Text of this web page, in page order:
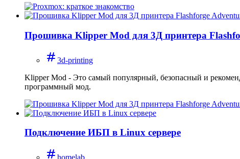
Прошивка Klipper Mod для 3Д принтера
3d-printing
Klipper Mod - Это самый популярный, безопасный и
программный мод.
Подключение ИБП в Linux сервере